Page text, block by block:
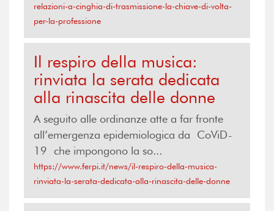
relazioni-a-cinghia-di-trasmissione-la-chiave-di-volta-
per-la-professione
Il respiro della musica:
rinviata la serata dedicata
alla rinascita delle donne
A seguito alle ordinanze atte a far fronte
all’emergenza epidemiologica da CoViD-
19 che impongono la so...
https://www.ferpi.it/news/il-respiro-della-musica-
rinviata-la-serata-dedicata-alla-rinascita-delle-donne